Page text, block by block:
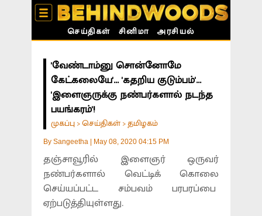
செய்திகள் சினிமா அரசியல்
'வேண்டாம்னு சொன்னோமே
கேட்கலையே'... 'கதறிய குடும்பம்'...
'இளைஞருக்கு நண்பர்களால் நடந்த
பயங்கரம்'!
முகப்பு >செய்திகள் >தமிழகம்
By Sangeetha May 08, 2020 04:15 PM
தஞ்சாவூரில் இளைஞர் ஒருவர்
நண்பர்களால் வெட்டிக் கொலை
செய்யப்பட்ட சம்பவம் பரபரப்பை
ஏற்படுத்தியுள்ளது.